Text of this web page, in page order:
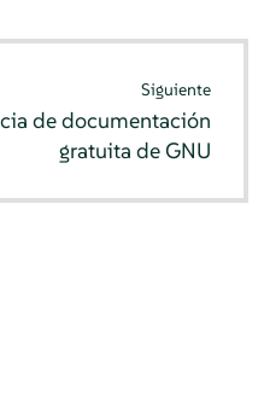
Siguiente
de documentación
gratuita de GNU